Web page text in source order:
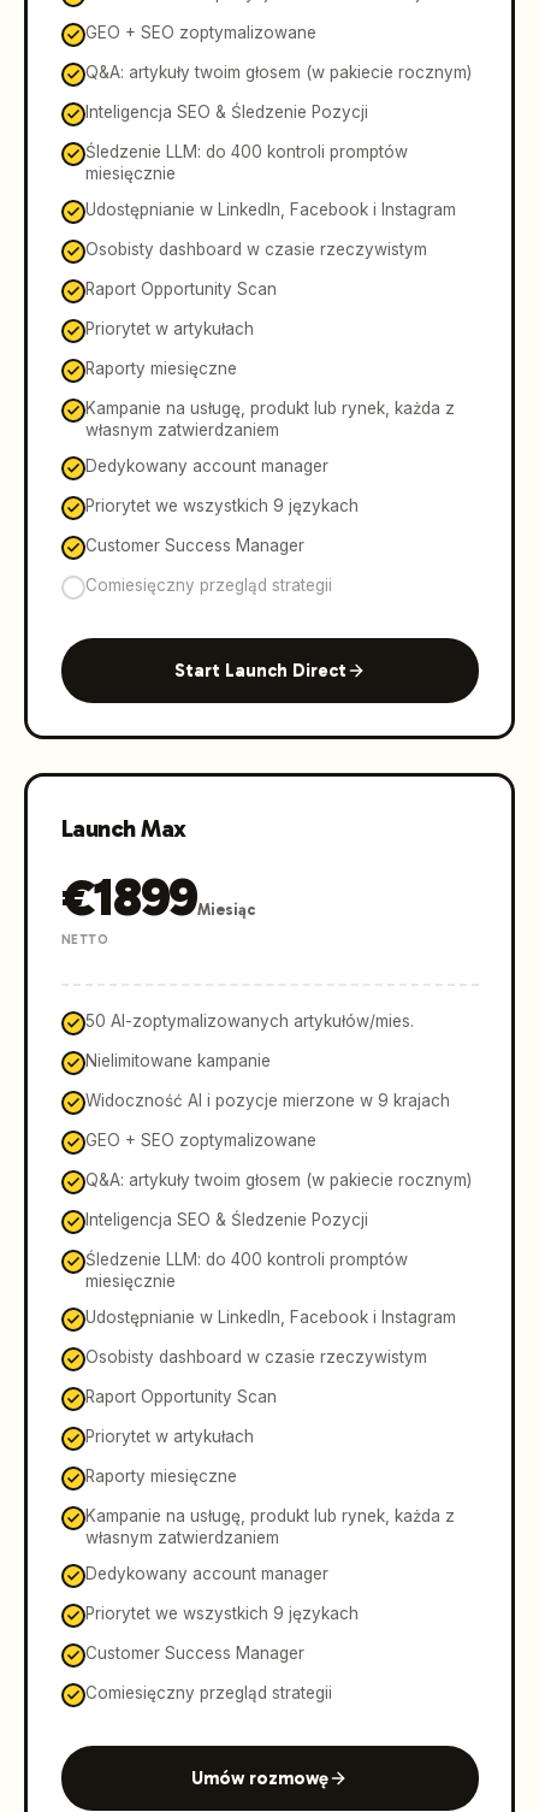
GEO + SEO zoptymalizowane
Q&A: artykuły twoim głosem (w pakiecie rocznym)
Inteligencja SEO & Śledzenie Pozycji
Śledzenie LLM: do 400 kontroli promptów
miesięcznie
Udostępnianie w LinkedIn, Facebook i Instagram
Osobisty dashboard w czasie rzeczywistym
Raport Opportunity Scan
Priorytet w artykułach
Raporty miesięczne
Kampanie na usługę, produkt lub rynek, każda z
własnym zatwierdzaniem
Dedykowany account manager
Priorytet we wszystkich 9 językach
Customer Success Manager
Comiesięczny przegląd strategii
Start Launch Direct
Launch Max
€1899Miesiąc
NETTO
50 AI-zoptymalizowanych artykułów/mies.
Nielimitowane kampanie
Widoczność AI i pozycje mierzone w 9 krajach
GEO + SEO zoptymalizowane
Q&A: artykuły twoim głosem (w pakiecie rocznym)
Inteligencja SEO & Śledzenie Pozycji
Śledzenie LLM: do 400 kontroli promptów
miesięcznie
Udostępnianie w LinkedIn, Facebook i Instagram
Osobisty dashboard w czasie rzeczywistym
Raport Opportunity Scan
Priorytet w artykułach
Raporty miesięczne
Kampanie na usługę, produkt lub rynek, każda z
własnym zatwierdzaniem
Dedykowany account manager
Priorytet we wszystkich 9 językach
Customer Success Manager
Comiesięczny przegląd strategii
Umów rozmowę